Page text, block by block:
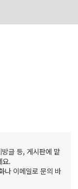
글 등, 게시판에 맡
요.
나 이메일로 문의 바